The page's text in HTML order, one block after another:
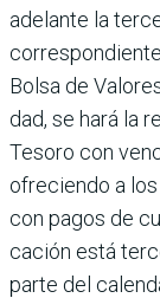
adelante la
Bolsa de
dad, se hará la
Tesoro con
ofreciendo a
con pagos de
cación está
parte del